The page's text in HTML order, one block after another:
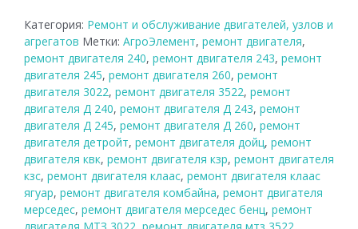
Категория: Ремонт и обслуживание двигателей, узлов и
агрегатов Метки: АгроЭлемент, ремонт двигателя,
ремонт двигателя 240, ремонт двигателя 243, ремонт
двигателя 245, ремонт двигателя 260, ремонт
двигателя 3022, ремонт двигателя 3522, ремонт
двигателя Д 240, ремонт двигателя Д 243, ремонт
двигателя Д 245, ремонт двигателя Д 260, ремонт
двигателя детройт, ремонт двигателя дойц, ремонт
двигателя квк, ремонт двигателя кзр, ремонт двигателя
кзс, ремонт двигателя клаас, ремонт двигателя клаас
ягуар, ремонт двигателя комбайна, ремонт двигателя
мерседес, ремонт двигателя мерседес бенц, ремонт